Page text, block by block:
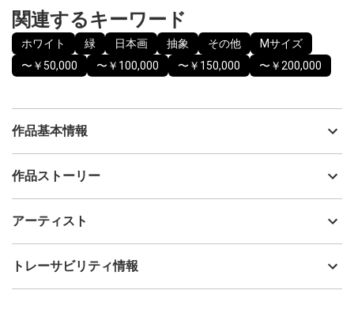
関連するキーワード
ホワイト 緑 日本画 抽象 その他
Mサイズ
〜￥50,000
〜￥100,000 〜￥150,000 〜￥200,000
作品基本情報
出品者
制作年
その他
作品ストーリー
陽の光が深い水の中まで届き、コバルトブルー、ターコイズブル
アーティスト
YUKI
フォローする
トレーサビリティ情報